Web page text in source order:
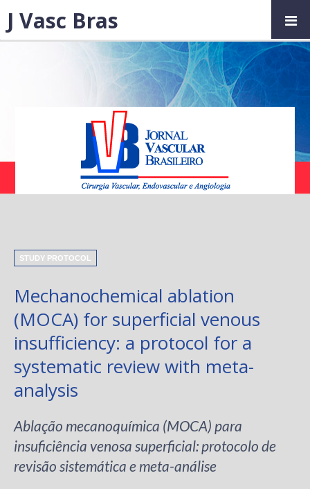
STUDY PROTOCOL
Mechanochemical ablation
(MOCA) for superficial venous
insufficiency: a protocol for a
systematic review with meta-
analysis
Ablação mecanoquímica (MOCA) para
insuficiência venosa superficial: protocolo de
revisão sistemática e meta-análise
J Vasc Bras